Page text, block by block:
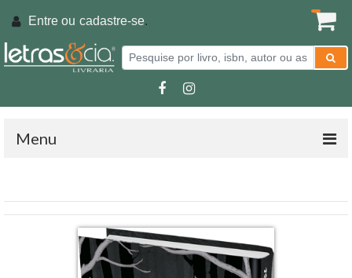
Entre ou cadastre-se.
Menu